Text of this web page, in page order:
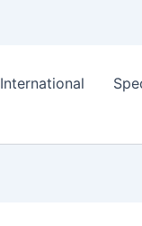
International